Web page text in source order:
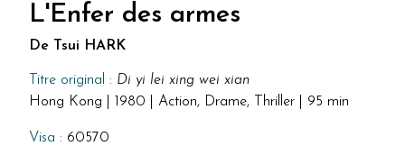
L'Enfer des armes
De Tsui HARK
Titre original : Di yi lei xing wei xian
Hong Kong | 1980 | Action, Drame, Thriller | 95 min
Visa : 60570